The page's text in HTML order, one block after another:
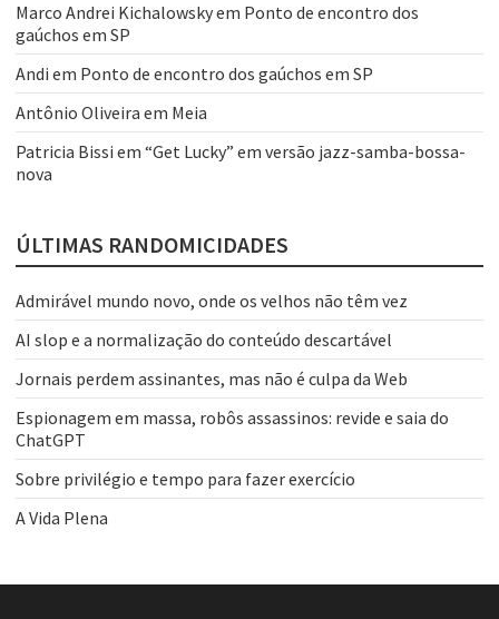
Marco Andrei Kichalowskyem Ponto de encontro dos
gaúchos em SP
Andi em Ponto de encontro dos gaúchos em SP
Antônio Oliveira em Meia
Patricia Bissi em “Get Lucky” em versão jazz-samba-bossa-
nova
ÚLTIMAS RANDOMICIDADES
Admirável mundo novo, onde os velhos não têm vez
AI slop e a normalização do conteúdo descartável
Jornais perdem assinantes, mas não é culpa da Web
Espionagem em massa, robôs assassinos: revide e saia do
ChatGPT
Sobre privilégio e tempo para fazer exercício
A Vida Plena